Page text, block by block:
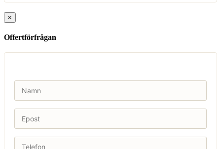
×
Offertförfrågan